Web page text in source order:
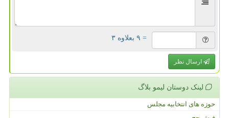
= ۹ بعلاوه ۳
ارسال نظر
لینک دوستان لیمو بلاگ
حوزه های انتخابیه مجلس